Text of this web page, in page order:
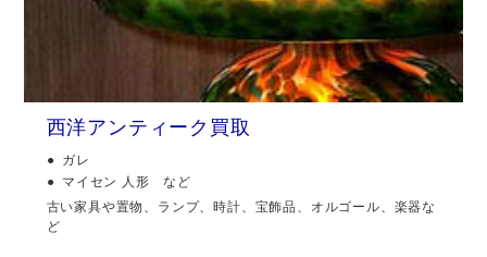
西洋アンティーク買取
ガレ
マイセン 人形 など
古い家具や置物、ランプ、時計、宝飾品、オルゴール、楽器な
ど